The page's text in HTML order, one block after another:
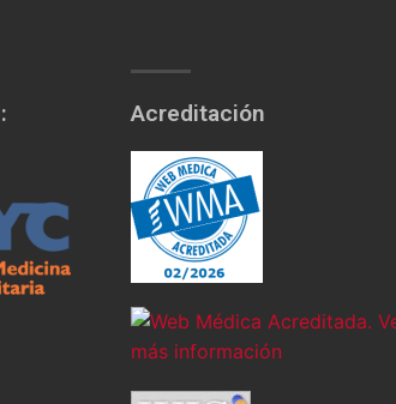
Acreditación